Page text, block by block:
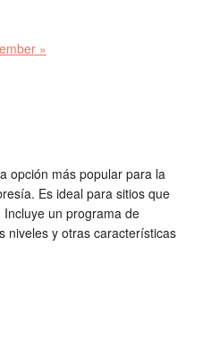
»
opción más popular para la
Es ideal para sitios que
un programa de
niveles y otras características